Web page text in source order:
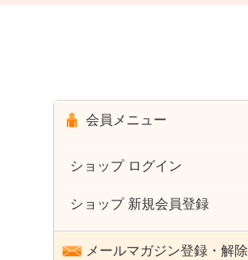
会員メニュー
ショップ ログイン
ショップ 新規会員登録
メールマガジン登録・解除